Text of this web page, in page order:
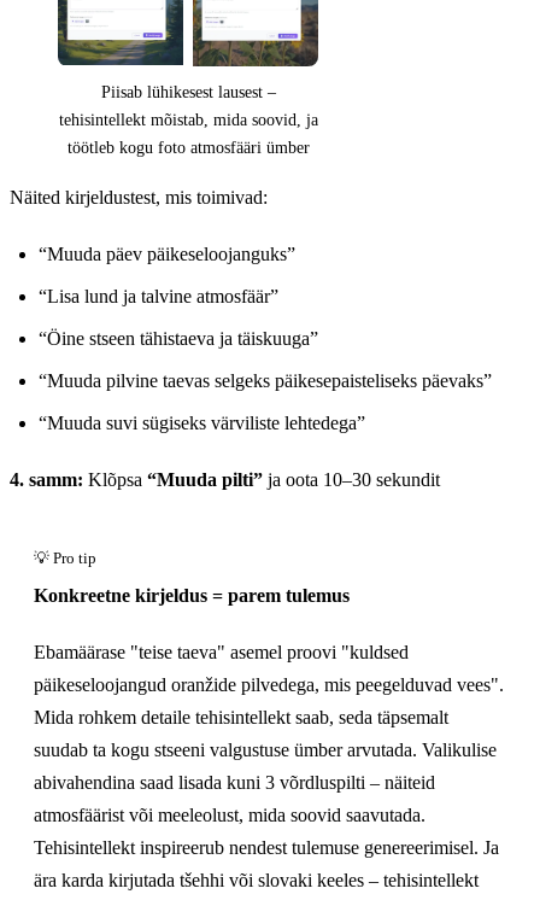
Piisab lühikesest lausest –
tehisintellekt mõistab, mida soovid, ja
töötleb kogu foto atmosfääri ümber
Näited kirjeldustest, mis toimivad:
“Muuda päev päikeseloojanguks”
“Lisa lund ja talvine atmosfäär”
“Öine stseen tähistaeva ja täiskuuga”
“Muuda pilvine taevas selgeks päikesepaisteliseks päevaks”
“Muuda suvi sügiseks värviliste lehtedega”
4. samm: Klõpsa “Muuda pilti” ja oota 10–30 sekundit
Konkreetne kirjeldus = parem tulemus
Ebamäärase "teise taeva" asemel proovi "kuldsed
päikeseloojangud oranžide pilvedega, mis peegelduvad vees".
Mida rohkem detaile tehisintellekt saab, seda täpsemalt
suudab ta kogu stseeni valgustuse ümber arvutada. Valikulise
abivahendina saad lisada kuni 3 võrdluspilti – näiteid
atmosfäärist või meeleolust, mida soovid saavutada.
Tehisintellekt inspireerub nendest tulemuse genereerimisel. Ja
ära karda kirjutada tšehhi või slovaki keeles – tehisintellekt